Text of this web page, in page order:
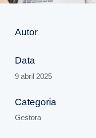
Autor
Data
9 abril 2025
Categoria
Gestora